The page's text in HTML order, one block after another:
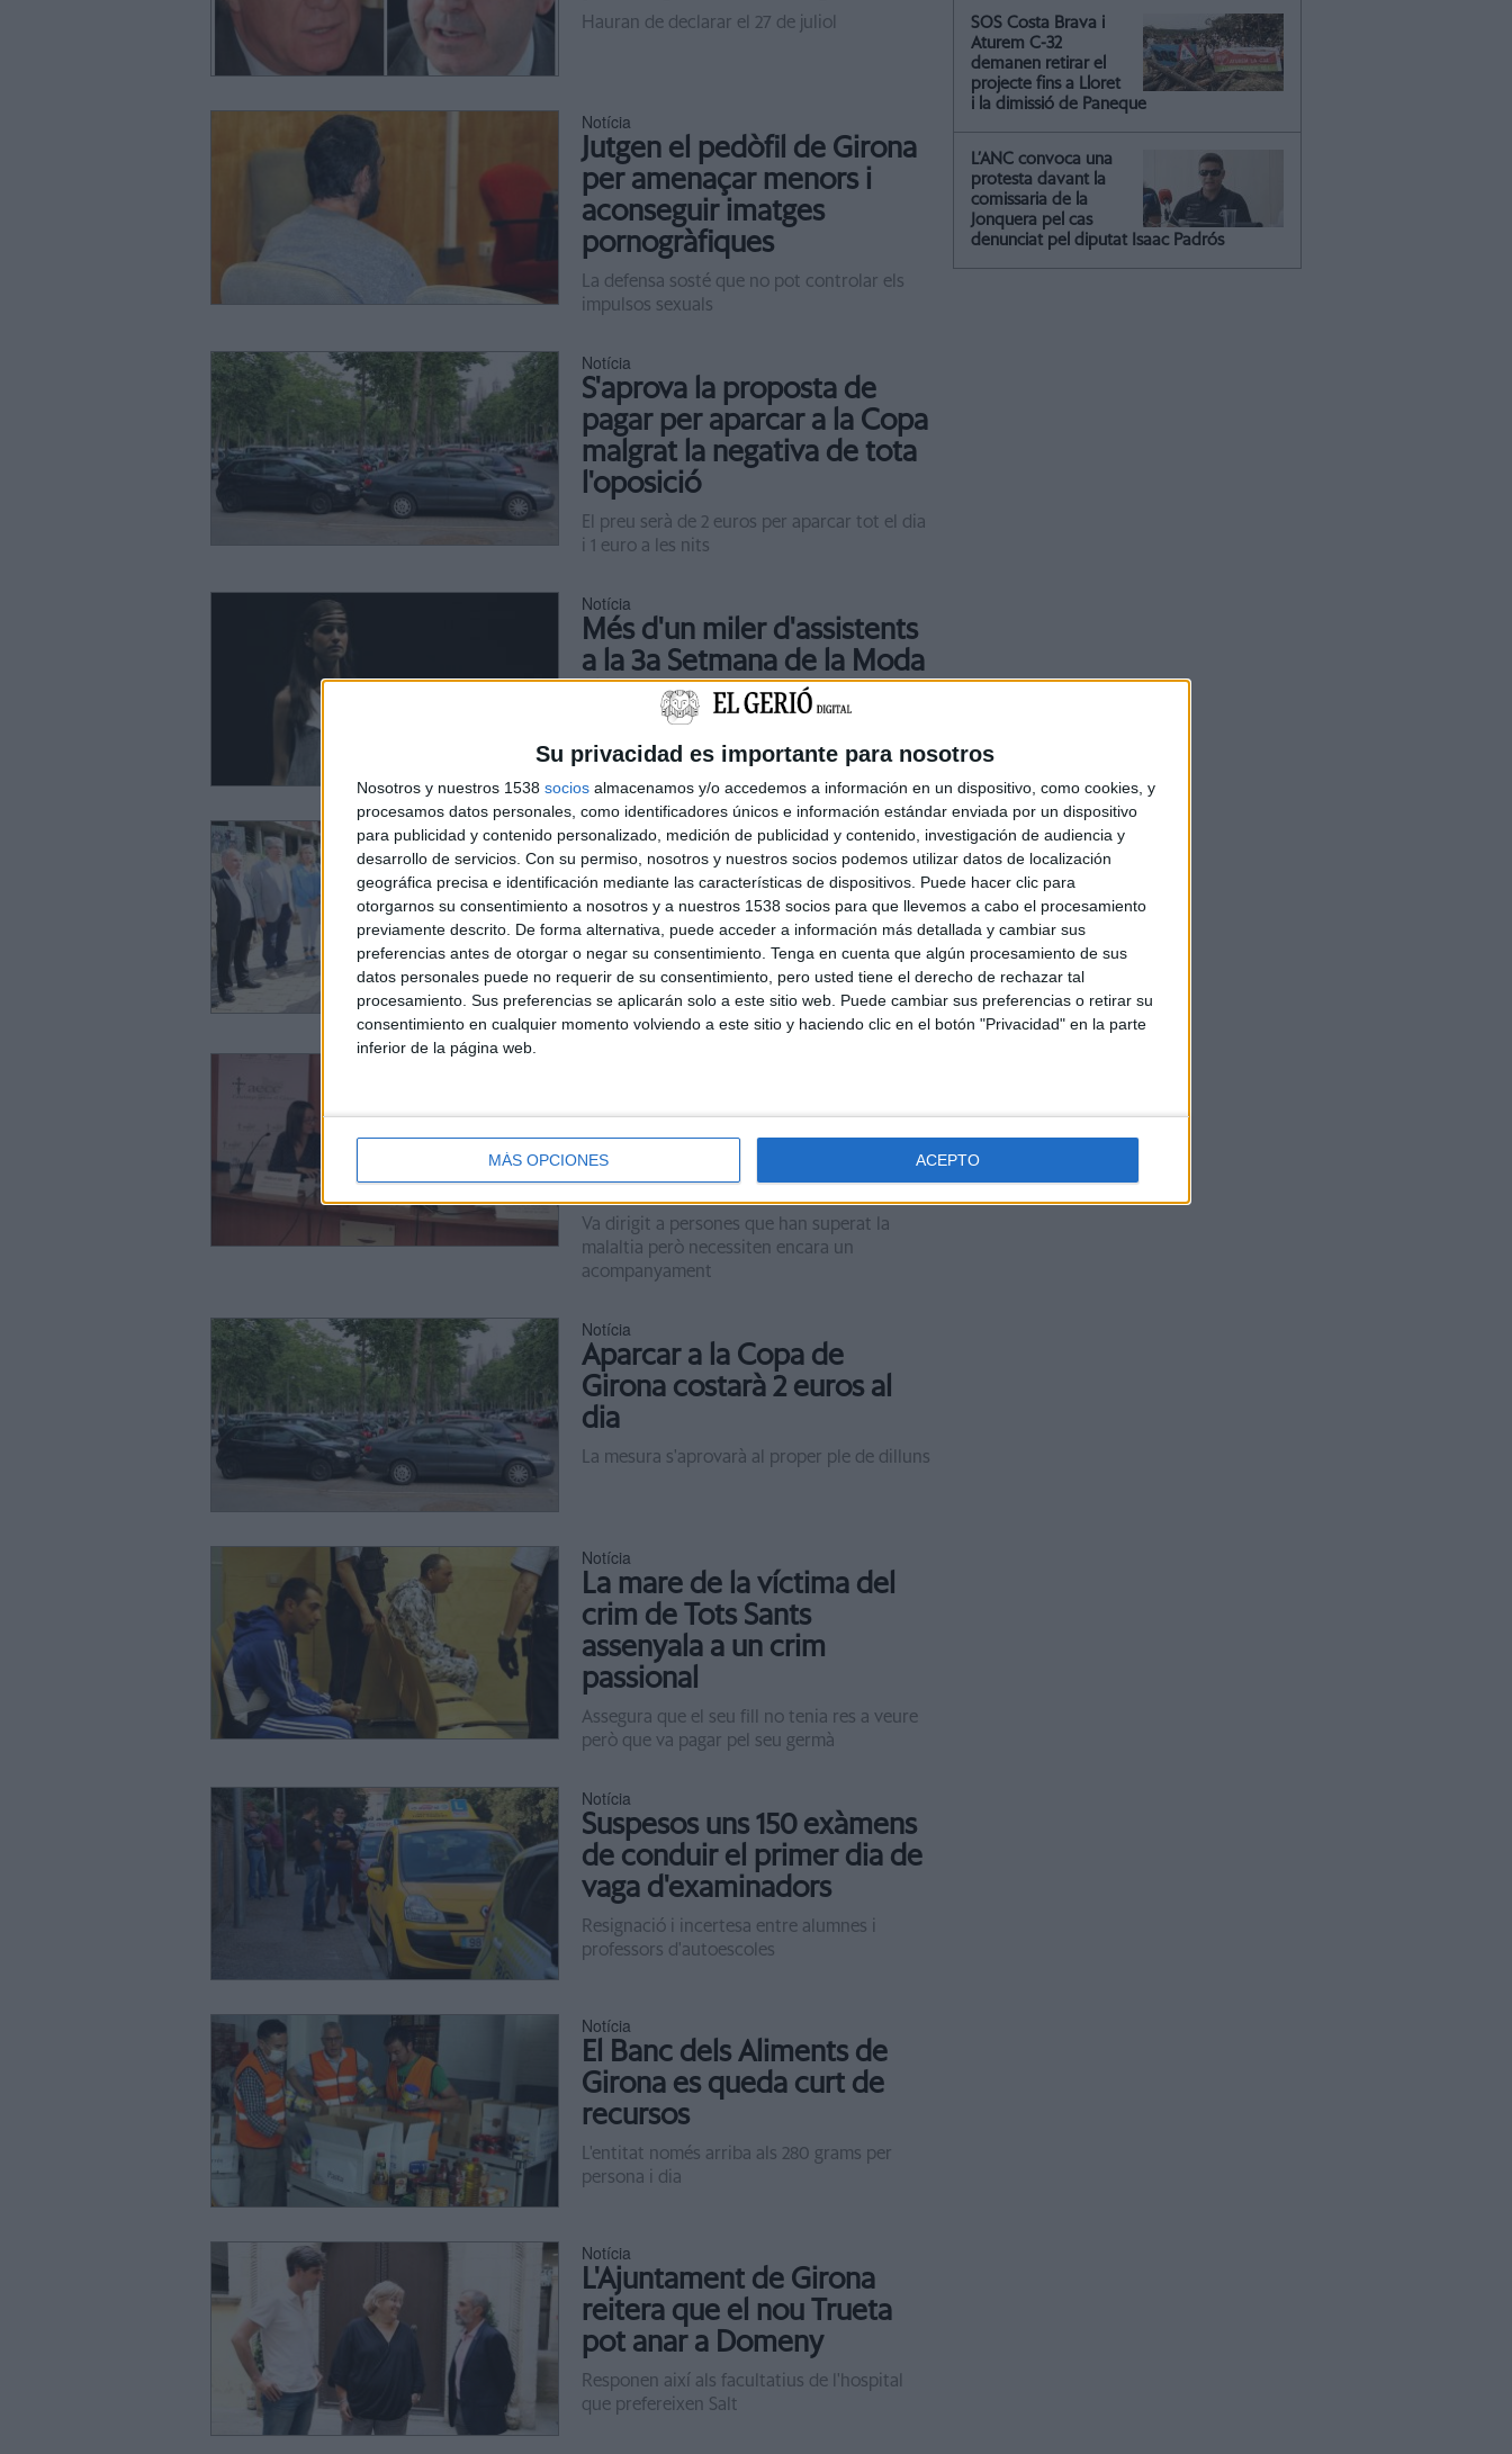
Su privacidad es importante para nosotros
Nosotros y nuestros 1538 socios almacenamos y/o accedemos a información en un dispositivo, como cookies, y
procesamos datos personales, como identificadores únicos e información estándar enviada por un dispositivo
para publicidad y contenido personalizado, medición de publicidad y contenido, investigación de audiencia y
desarrollo de servicios. Con su permiso, nosotros y nuestros socios podemos utilizar datos de localización
geográfica precisa e identificación mediante las características de dispositivos. Puede hacer clic para
otorgarnos su consentimiento a nosotros y a nuestros 1538 socios para que llevemos a cabo el procesamiento
previamente descrito. De forma alternativa, puede acceder a información más detallada y cambiar sus
preferencias antes de otorgar o negar su consentimiento. Tenga en cuenta que algún procesamiento de sus
datos personales puede no requerir de su consentimiento, pero usted tiene el derecho de rechazar tal
procesamiento. Sus preferencias se aplicarán solo a este sitio web. Puede cambiar sus preferencias o retirar su
consentimiento en cualquier momento volviendo a este sitio y haciendo clic en el botón "Privacidad" en la parte
inferior de la página web.
MÁS OPCIONES ACEPTO
Hauran de declarar el 27 de juliol
Notícia
Jutgen el pedòfil de Girona
per amenaçar menors i
aconseguir imatges
pornogràfiques
La defensa sosté que no pot controlar els
impulsos sexuals
Notícia
S'aprova la proposta de
pagar per aparcar a la Copa
malgrat la negativa de tota
l'oposició
El preu serà de 2 euros per aparcar tot el dia
i 1 euro a les nits
Notícia
Més d'un miler d'assistents
a la 3a Setmana de la Moda
de Girona
col·leccions d'onze dissenyadors
Notícia
Ribes de Freser ret
homenatge als encausats
pel 9-N
L'expresident Mas i els exconsellers Rigau,
Ortega i Homs participen en la descoberta
d'una escultura
un servei d'assessorament
mèdic per a pacients amb
seqüeles de càncer
Va dirigit a persones que han superat la
malaltia però necessiten encara un
acompanyament
Notícia
Aparcar a la Copa de
Girona costarà 2 euros al
dia
La mesura s'aprovarà al proper ple de dilluns
Notícia
La mare de la víctima del
crim de Tots Sants
assenyala a un crim
passional
Assegura que el seu fill no tenia res a veure
però que va pagar pel seu germà
Notícia
Suspesos uns 150 exàmens
de conduir el primer dia de
vaga d'examinadors
Resignació i incertesa entre alumnes i
professors d'autoescoles
Notícia
El Banc dels Aliments de
Girona es queda curt de
recursos
L'entitat només arriba als 280 grams per
persona i dia
Notícia
L'Ajuntament de Girona
reitera que el nou Trueta
pot anar a Domeny
Responen així als facultatius de l'hospital
que prefereixen Salt
SOS Costa Brava i
Aturem C-32
demanen retirar el
projecte fins a Lloret
i la dimissió de Paneque
L’ANC convoca una
protesta davant la
comissaria de la
Jonquera pel cas
denunciat pel diputat Isaac Padrós